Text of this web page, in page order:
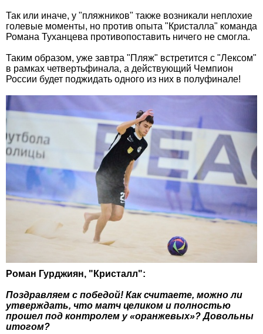
Так или иначе, у "пляжников" также возникали неплохие
голевые моменты, но против опыта "Кристалла" команда
Романа Туханцева противопоставить ничего не смогла.
Таким образом, уже завтра "Пляж" встретится с "Лексом"
в рамках четвертьфинала, а действующий Чемпион
России будет поджидать одного из них в полуфинале!
Роман Гурджиян, "Кристалл":
Поздравляем с победой! Как считаете, можно ли
утверждать, что матч целиком и полностью
прошел под контролем у «оранжевых»? Довольны
итогом?